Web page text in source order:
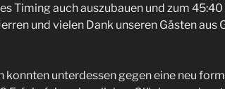
Timing auch auszubauen und zum
und vielen Dank unseren Gästen
konnten unterdessen gegen eine neu